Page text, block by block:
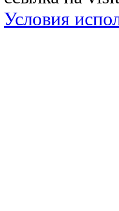
Условия